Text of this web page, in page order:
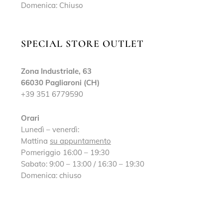
Domenica: Chiuso
SPECIAL STORE OUTLET
Zona Industriale, 63
66030 Pagliaroni (CH)
+39 351 6779590
Orari
Lunedì – venerdì:
Mattina su appuntamento
Pomeriggio 16:00 – 19:30
Sabato: 9:00 – 13:00 / 16:30 – 19:30
Domenica: chiuso